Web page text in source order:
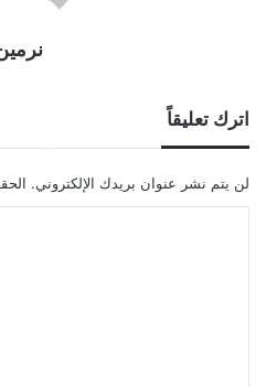
اترك تعليقاً
لن يتم نشر عنوان بريدك الإلكتروني.